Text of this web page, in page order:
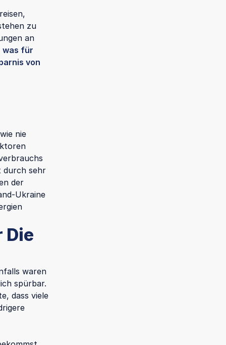
zu
an
was für
von
nie
durch sehr
der
Ukraine
Die
waren
spürbar.
dass viele